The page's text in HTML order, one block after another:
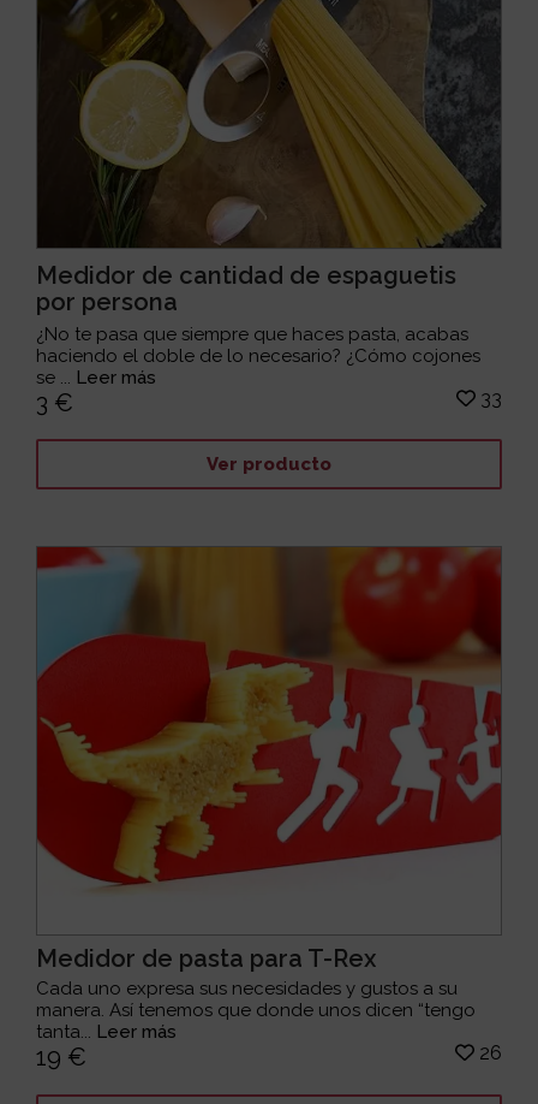
Medidor de cantidad de espaguetis
por persona
¿No te pasa que siempre que haces pasta, acabas
haciendo el doble de lo necesario? ¿Cómo cojones
se ... Leer más
3 € 33
Ver producto
Medidor de pasta para T-Rex
Cada uno expresa sus necesidades y gustos a su
manera. Así tenemos que donde unos dicen “tengo
tanta... Leer más
19 € 26